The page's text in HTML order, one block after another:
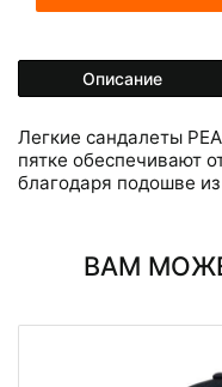
Описание
Легкие сандалеты
пятке обеспечивают
благодаря подошве
ВАМ